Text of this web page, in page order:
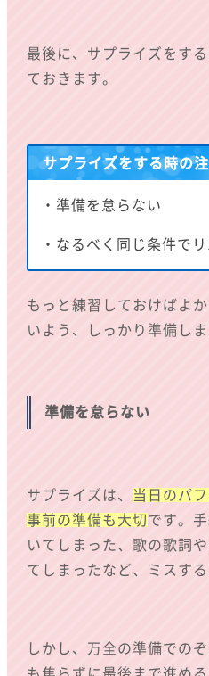
最後に、サプライズをす
ておきます。
サプライズをする時の
・準備を怠らない
・なるべく同じ条件で
もっと練習しておけばよ
いよう、しっかり準備しま
準備を怠らない
サプライズは、
当日のパ
事前の準備も大切です。
いてしまった、歌の歌詞
てしまったなど、ミスする
しかし、万全の準備での
も焦らずに最後まで進め